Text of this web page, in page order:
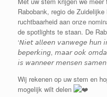
Rabobank, regio de
ruchtbaarheid aan onze
de spotlights te staan. De
‘𝘕𝘪𝘦𝘵 𝘢𝘭𝘭𝘦𝘦𝘯 𝘷𝘢𝘯𝘸𝘦𝘨𝘦 𝘩𝘶𝘯
𝘣𝘦𝘱𝘦𝘳𝘬𝘪𝘯𝘨, 𝘮𝘢𝘢𝘳 𝘰𝘰𝘬
𝘪𝘴 𝘸𝘢𝘯𝘯𝘦𝘦𝘳 𝘮𝘦𝘯𝘴𝘦𝘯 𝘴𝘢𝘮𝘦𝘯
Wij rekenen op uw stem en
mogelijk wilt delen